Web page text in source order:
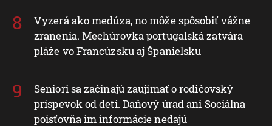
Vyzerá ako medúza, no môže spôsobiť vážne
zranenia. Mechúrovka portugalská zatvára
pláže vo Francúzsku aj Španielsku
Seniori sa začínajú zaujímať o rodičovský
príspevok od detí. Daňový úrad ani Sociálna
poisťovňa im informácie nedajú